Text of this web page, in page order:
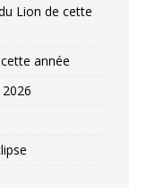
Lion de cette
année